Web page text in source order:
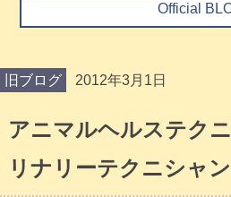
Official
旧ブログ 2012年3月1日
アニマルヘルステク
リナリーテクニシャ